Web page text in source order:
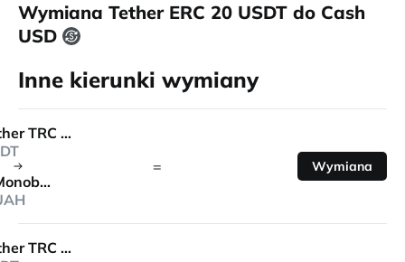
Wymiana Tether ERC 20 USDT do Cash
USD
Inne kierunki wymiany
Tether TRC 20
Monobank
= Wymiana
Tether TRC 20